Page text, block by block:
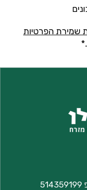
שמירת הפרטיות